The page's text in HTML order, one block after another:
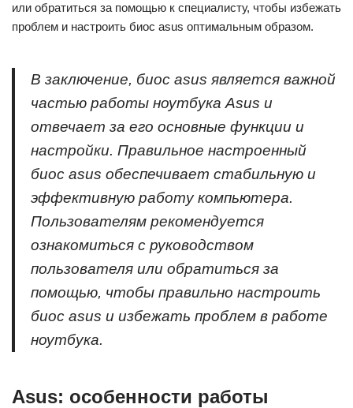
или обратиться за помощью к специалисту, чтобы избежать
проблем и настроить биос asus оптимальным образом.
В заключение, биос asus является важной
частью работы ноутбука Asus и
отвечает за его основные функции и
настройки. Правильное настроенный
биос asus обеспечивает стабильную и
эффективную работу компьютера.
Пользователям рекомендуется
ознакомиться с руководством
пользователя или обратиться за
помощью, чтобы правильно настроить
биос asus и избежать проблем в работе
ноутбука.
Asus: особенности работы